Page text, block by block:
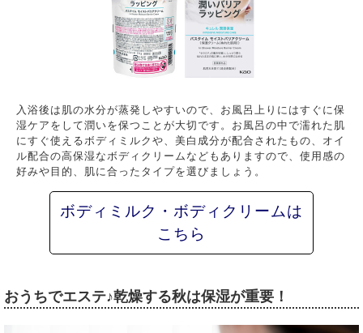
入浴後は肌の水分が蒸発しやすいので、お風呂上りにはすぐに保
湿ケアをして潤いを保つことが大切です。お風呂の中で濡れた肌
にすぐ使えるボディミルクや、美白成分が配合されたもの、オイ
ル配合の高保湿なボディクリームなどもありますので、使用感の
好みや目的、肌に合ったタイプを選びましょう。
ボディミルク・ボディクリームは
こちら
おうちでエステ♪乾燥する秋は保湿が重要！